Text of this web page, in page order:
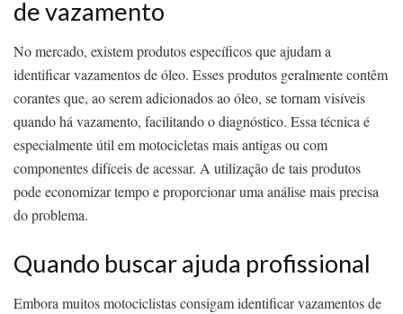
de vazamento
No mercado, existem produtos específicos que ajudam a
identificar vazamentos de óleo. Esses produtos geralmente contêm
corantes que, ao serem adicionados ao óleo, se tornam visíveis
quando há vazamento, facilitando o diagnóstico. Essa técnica é
especialmente útil em motocicletas mais antigas ou com
componentes difíceis de acessar. A utilização de tais produtos
pode economizar tempo e proporcionar uma análise mais precisa
do problema.
Quando buscar ajuda profissional
Embora muitos motociclistas consigam identificar vazamentos de